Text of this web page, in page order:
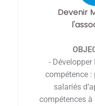
Devenir
-
compétence :
salariés
compétences à